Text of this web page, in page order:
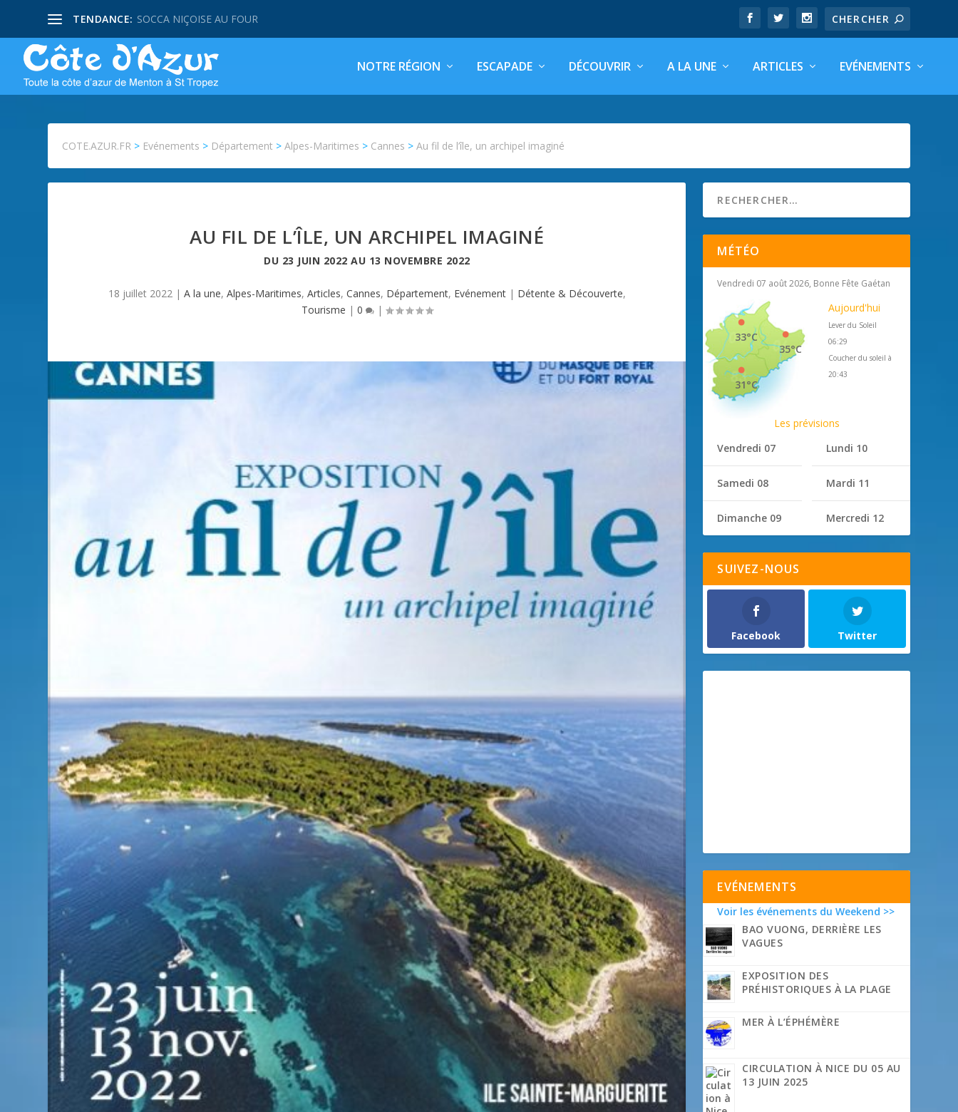
TENDANCE: SOCCA NIÇOISE AU FOUR
NOTRE RÉGION ESCAPADE DÉCOUVRIR A LA UNE ARTICLES EVÉNEMENTS
COTE.AZUR.FR > Evénements > Département >Alpes-Maritimes > Cannes >Au fil de l’île, un archipel imaginé
AU FIL DE L’ÎLE, UN ARCHIPEL IMAGINÉ
DU 23 JUIN 2022 AU 13 NOVEMBRE 2022
18 juillet 2022| A la une, Alpes-Maritimes, Articles, Cannes, Département, Evénement| Détente & Découverte,
Tourisme | 0 |
MÉTÉO
Vendredi 07 août 2026, Bonne Fête Gaétan
35°C
33°C
31°C
Aujourd'hui
Lever du Soleil
06:29
Coucher du soleil à
20:43
Les prévisions
Vendredi 07
Samedi 08
Dimanche 09
Lundi 10
Mardi 11
Mercredi 12
SUIVEZ-NOUS
Facebook Twitter
EVÉNEMENTS
Voir les événements du Weekend >>
BAO VUONG, DERRIÈRE LES
VAGUES
EXPOSITION DES
PRÉHISTORIQUES À LA PLAGE
MER À L’ÉPHÉMÈRE
CIRCULATION À NICE DU 05 AU
13 JUIN 2025